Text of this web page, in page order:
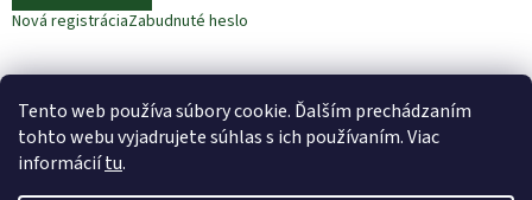
Tento web používa súbory cookie. Ďalším prechádzaním
tohto webu vyjadrujete súhlas s ich používaním. Viac
informáciítu.
Nová registráciaZabudnuté heslo
⚠️ UPOZORNENIE – Fazuľa biela 🎁 ODOBERAJTE NOVINKY −10 %